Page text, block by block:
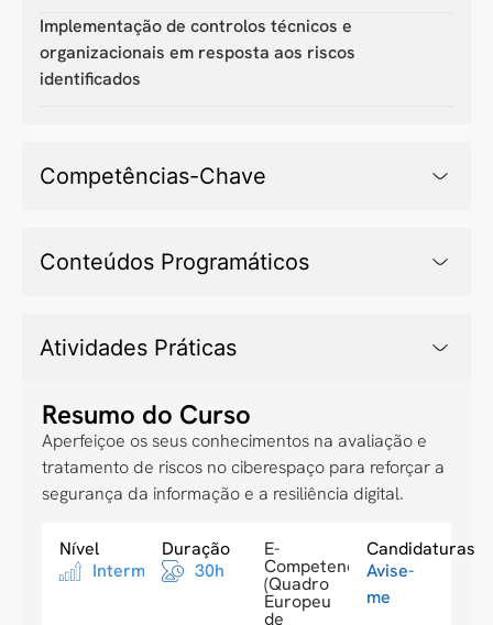
Implementação de controlos técnicos e
organizacionais em resposta aos riscos
identificados
Competências-Chave
Conteúdos Programáticos
Atividades Práticas
Resumo do Curso
Aperfeiçoe os seus conhecimentos na avaliação e
tratamento de riscos no ciberespaço para reforçar a
segurança da informação e a resiliência digital.
Nível
Intermediario
Duração
30h
E-
Competences
(Quadro
Europeu
de
Candidaturas
Avise-
me